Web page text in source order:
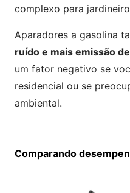
complexo para
Aparadores a gasolina
ruído e mais emissão
um fator negativo se
residencial ou se
ambiental.
Comparando